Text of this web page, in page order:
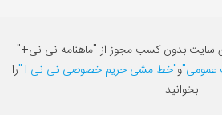
سایت بدون کسب مجوز از "ماهنامه نی نی+"
عمومی"و"خط مشی حریم خصوصی نی نی+"را
بخوانید.